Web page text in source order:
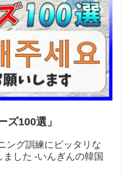
ズ100選」
ング訓練にピッタリな
ました -いんぎんの韓国